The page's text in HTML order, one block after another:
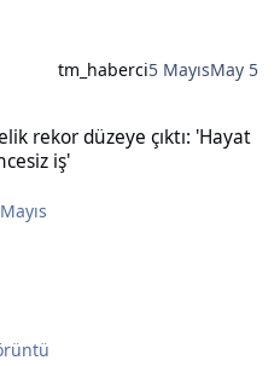
tm_haberci5 MayısMay 5
rekor düzeye çıktı: 'Hayat
iş'